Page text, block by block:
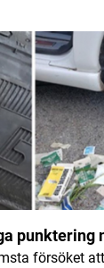
punktering
försöket